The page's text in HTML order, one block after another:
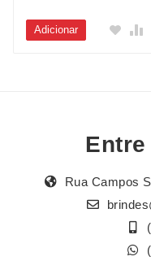
Adicionar
Rua Campos